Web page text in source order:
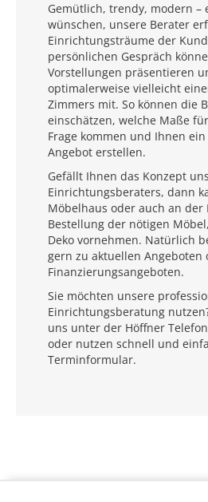
Gemütlich, trendy, modern –
wünschen, unsere Berater
Einrichtungsträume der
persönlichen Gespräch
Vorstellungen präsentieren
optimalerweise vielleicht
Zimmers mit. So können die
einschätzen, welche Maße
Frage kommen und Ihnen
Angebot erstellen.
Gefällt Ihnen das Konzept
Einrichtungsberaters, dann
Möbelhaus oder auch an
Bestellung der nötigen
Deko vornehmen. Natürlich
gern zu aktuellen Angeboten
Finanzierungsangeboten.
Sie möchten unsere
Einrichtungsberatung
uns unter der Höffner
oder nutzen schnell und
Terminformular.